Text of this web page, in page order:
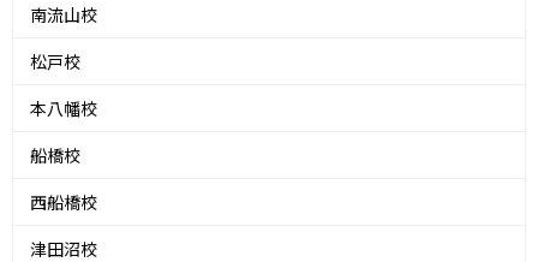
南流山校
松戸校
本八幡校
船橋校
西船橋校
津田沼校